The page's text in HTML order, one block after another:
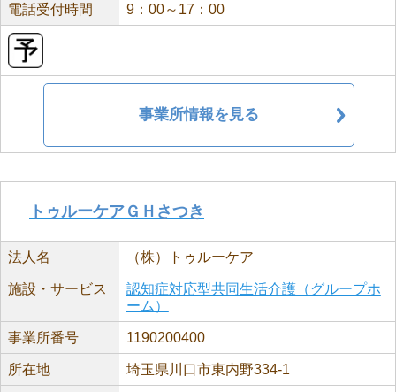
電話受付時間 9：00～17：00
事業所情報を見る
トゥルーケアＧＨさつき
法人名 （株）トゥルーケア
施設・サービス
認知症対応型共同生活介護（グループホ
ーム）
事業所番号 1190200400
所在地 埼玉県川口市東内野334-1